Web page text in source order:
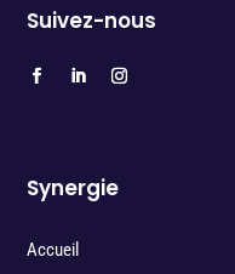
Suivez-nous
Synergie
Accueil